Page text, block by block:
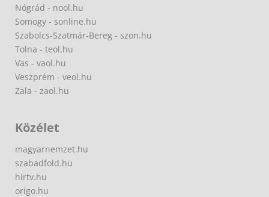
Nógrád - nool.hu
Somogy - sonline.hu
Szabolcs-Szatmár-Bereg - szon.hu
Tolna - teol.hu
Vas - vaol.hu
Veszprém - veol.hu
Zala - zaol.hu
Közélet
magyarnemzet.hu
szabadfold.hu
hirtv.hu
origo.hu